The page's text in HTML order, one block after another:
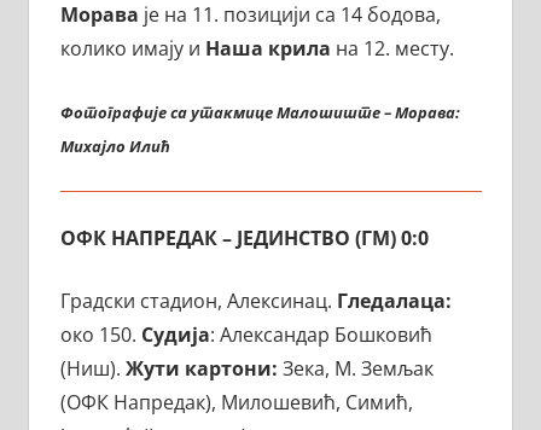
Морава је на 11. позицији са 14 бодова,
колико имају и Наша крила на 12. месту.
Фотографије са утакмице Малошиште – Морава:
Михајло Илић
ОФК НАПРЕДАК – ЈЕДИНСТВО (ГМ) 0:0
Градски стадион, Алексинац. Гледалаца:
око 150. Судија: Александар Бошковић
(Ниш). Жути картони: Зека, М. Земљак
(ОФК Напредак), Милошевић, Симић,